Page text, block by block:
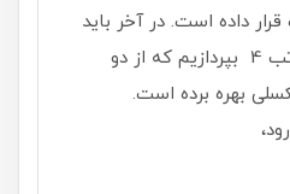
قرار داده است. در آخر باید
به سنسورهای دوربین تب 4 بپردازیم که از دو
بهره برده است.